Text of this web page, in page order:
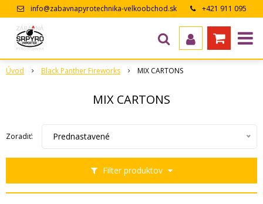
info@zabavnapyrotechnika-velkoobchod.sk
+421 911 095
Úvod Black Panther Fireworks MIX CARTONS
MIX CARTONS
Filter produktov
Zoradiť: Prednastavené